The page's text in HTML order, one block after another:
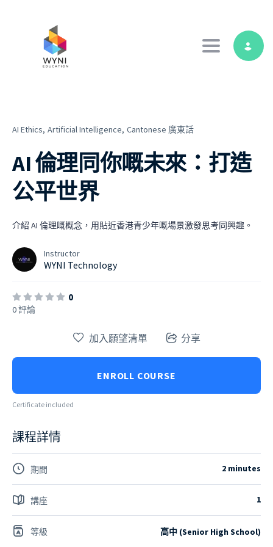
Toggle
AI Ethics, Artificial Intelligence, Cantonese 廣東話
AI 倫理同你嘅未來：打造
公平世界
介紹 AI 倫理嘅概念，用貼近香港青少年嘅場景激發思考同興趣。
Instructor
WYNI Technology
0
0 評論
加入願望清單 分享
ENROLL COURSE
Certificate included
課程詳情
期間 2 minutes
講座 1
等級 高中 (Senior High School)